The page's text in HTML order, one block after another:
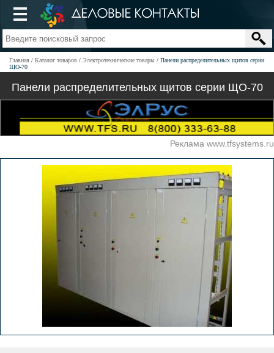
Главная Каталог товаров Электротехнические товары
Панели распределительных щитов серии
ЩО-70
Панели распределительных щитов серии ЩО-70
Реклама www.tfsystems.ru